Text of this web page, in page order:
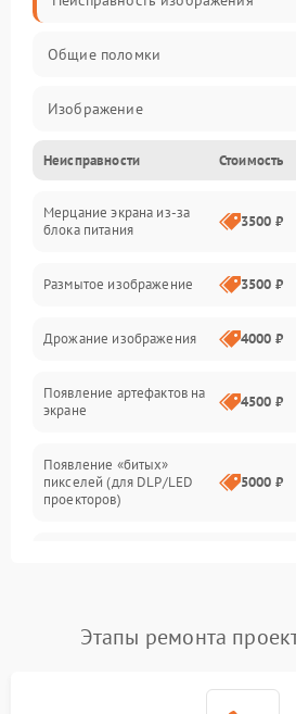
Общие поломки
Изображение
Лампа подсветки
Неисправность управления и
Неисправности Стоимость
Мерцание экрана из-за
блока питания
3500 ₽
Размытое изображение 3500 ₽
Дрожание изображения 4000 ₽
Появление артефактов на
экране
4500 ₽
Появление «битых»
пикселей (для DLP/LED
проекторов)
5000 ₽
Нестабильная яркость или
контраст
4000 ₽
Неравномерная подсветка
Этапы ремонта